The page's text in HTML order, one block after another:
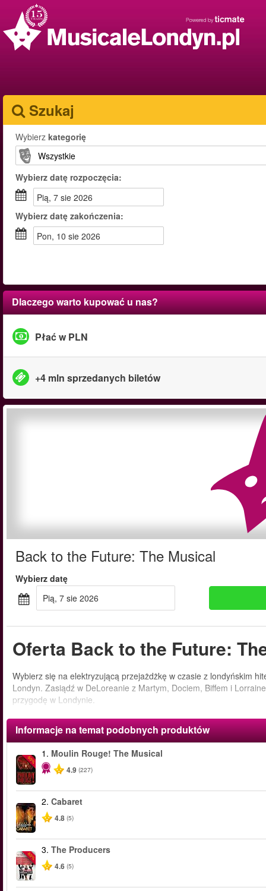
Szukaj
Wybierz kategorię
Wybierz datę rozpoczęcia:
pią, 7 sie 2026
Wybierz datę zakończenia:
pon, 10 sie 2026
Dlaczego warto kupować u nas?
Płać w PLN
+4 mln sprzedanych biletów
Back to the Future: The Musical
Wybierz datę
pią, 7 sie 2026
Oferta Back to the Future:
Wybierz się na elektryzującą przejażdżkę w czasie z londyńskim
Londyn. Zasiądź w DeLoreanie z Martym, Dociem, Biffem i
przygodę w Londynie.
Informacje na temat podobnych produktów
-50%
1. Moulin Rouge! The Musical
4.9 (227)
2. Cabaret
4.8 (5)
-50%
3. The Producers
4.6 (5)